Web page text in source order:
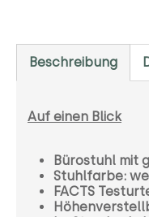
Beschreibung
Auf einen Blick
Bürostuhl mit
Stuhlfarbe:
FACTS